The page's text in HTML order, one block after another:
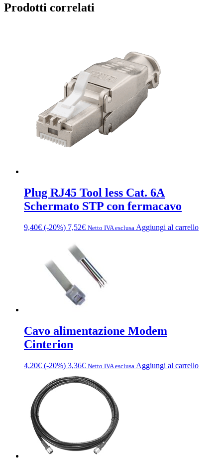
Prodotti correlati
Plug RJ45 Tool less Cat. 6A
Schermato STP con fermacavo
9,40€ (-20%) 7,52€ Netto IVA esclusa Aggiungi al carrello
Cavo alimentazione Modem
Cinterion
4,20€ (-20%) 3,36€ Netto IVA esclusa Aggiungi al carrello